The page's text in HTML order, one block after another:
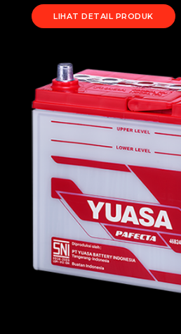
LIHAT DETAIL PRODUK